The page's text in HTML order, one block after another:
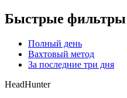
Быстрые фильтры
Полный день
Вахтовый метод
За последние три дня
HeadHunter